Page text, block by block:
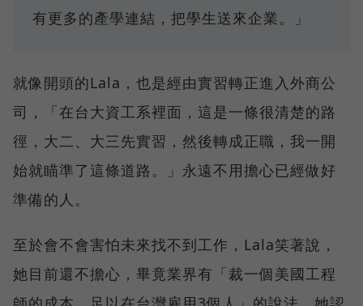
有更多的產學連結，把學生送來企業。」
就像開頭的Lala，也是經由實習轉正進入外商公
司，「在台大資工系裡面，這是一條很清楚的路
徑，大二、大三先實習，然後轉成正職，我一開
始就瞄準了這條道路。」永遠不用擔心已經做好
準備的人。
至於會不會害怕未來找不到工作，Lala笑著說，
她目前還不擔心，畢竟業界有「裁一個美國工程